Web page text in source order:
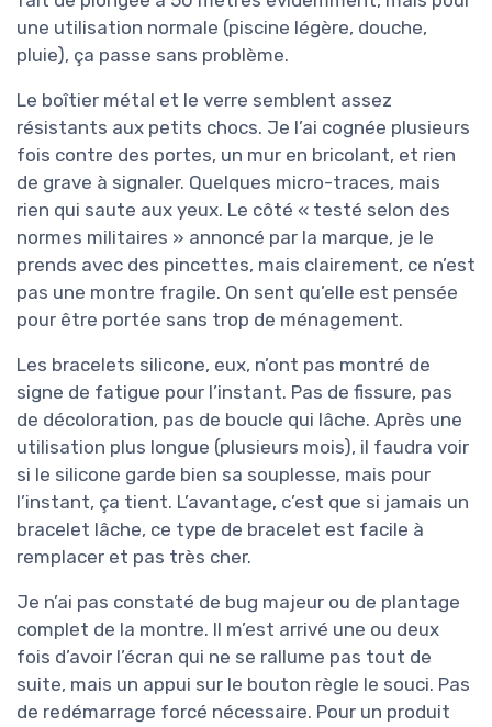
une utilisation normale (piscine légère, douche,
pluie), ça passe sans problème.
Le boîtier métal et le verre semblent assez
résistants aux petits chocs. Je l’ai cognée plusieurs
fois contre des portes, un mur en bricolant, et rien
de grave à signaler. Quelques micro-traces, mais
rien qui saute aux yeux. Le côté « testé selon des
normes militaires » annoncé par la marque, je le
prends avec des pincettes, mais clairement, ce n’est
pas une montre fragile. On sent qu’elle est pensée
pour être portée sans trop de ménagement.
Les bracelets silicone, eux, n’ont pas montré de
signe de fatigue pour l’instant. Pas de fissure, pas
de décoloration, pas de boucle qui lâche. Après une
utilisation plus longue (plusieurs mois), il faudra voir
si le silicone garde bien sa souplesse, mais pour
l’instant, ça tient. L’avantage, c’est que si jamais un
bracelet lâche, ce type de bracelet est facile à
remplacer et pas très cher.
Je n’ai pas constaté de bug majeur ou de plantage
complet de la montre. Il m’est arrivé une ou deux
fois d’avoir l’écran qui ne se rallume pas tout de
suite, mais un appui sur le bouton règle le souci. Pas
de redémarrage forcé nécessaire. Pour un produit